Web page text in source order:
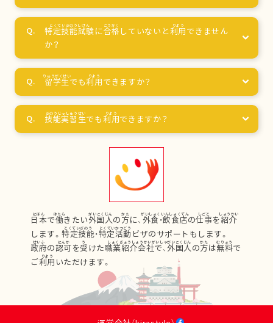
特定技能試験に合格 していないと利用 できません
か？
留学生でも利用 できますか？
技能実習生でも利用できますか？
日本で働きたい外国人の方に、 外食 ・飲食店の仕事を紹介
します。特定技能・特定活動 ビザのサポートもします。
政府の認可を受けた職業紹介会社で、 外国人の方は無料で
ご利用 いただけます。